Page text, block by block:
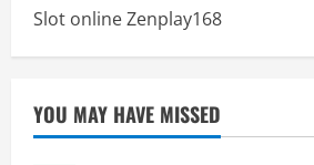
Slot online Zenplay168
YOU MAY HAVE MISSED